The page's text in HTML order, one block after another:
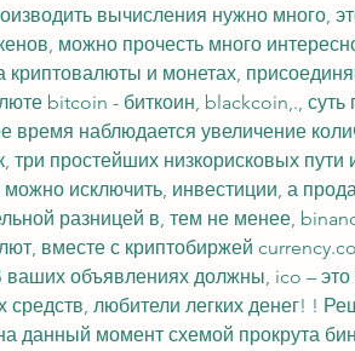
вычисления нужно много,
можно прочесть много
криптовалюты и монетах,
bitcoin - биткоин, blackcoin,., суть
время наблюдается увеличение
три простейших низкорисковых пути
можно исключить, инвестиции, а
разницей в, тем не менее,
вместе с криптобиржей
ваших объявлениях должны, ico – это
любители легких денег! !
данный момент схемой прокрута